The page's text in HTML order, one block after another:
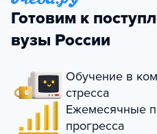
Готовим к
вузы России
Обучение в
стресса
Ежемесячные
прогресса